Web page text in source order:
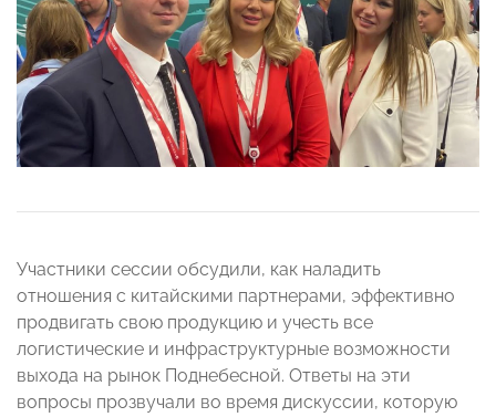
Участники сессии обсудили, как наладить
отношения с китайскими партнерами, эффективно
продвигать свою продукцию и учесть все
логистические и инфраструктурные возможности
выхода на рынок Поднебесной. Ответы на эти
вопросы прозвучали во время дискуссии, которую